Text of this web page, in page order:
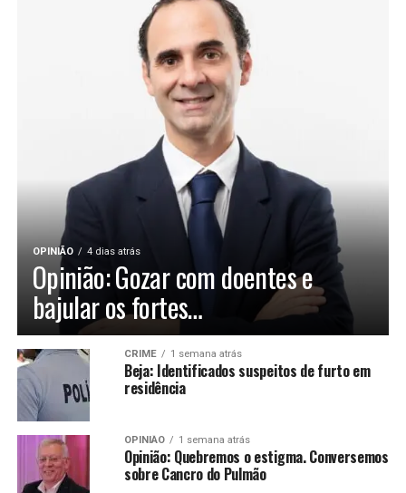
OPINIÃO 4 dias atrás
Opinião: Gozar com doentes e
bajular os fortes…
CRIME 1 semana atrás
Beja: Identificados suspeitos de furto em
residência
OPINIÃO 1 semana atrás
Opinião: Quebremos o estigma. Conversemos
sobre Cancro do Pulmão